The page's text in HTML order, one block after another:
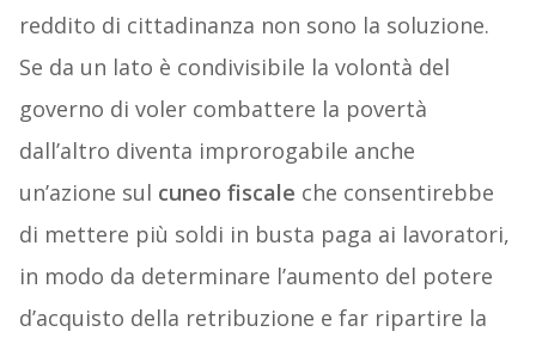
reddito di cittadinanza non sono la soluzione.
Se da un lato è condivisibile la volontà del
governo di voler combattere la povertà
dall’altro diventa improrogabile anche
un’azione sul cuneo fiscale che consentirebbe
di mettere più soldi in busta paga ai lavoratori,
in modo da determinare l’aumento del potere
d’acquisto della retribuzione e far ripartire la